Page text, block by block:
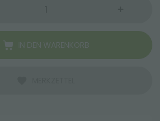
IN DEN WARENKORB